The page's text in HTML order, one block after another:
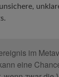
im
eine